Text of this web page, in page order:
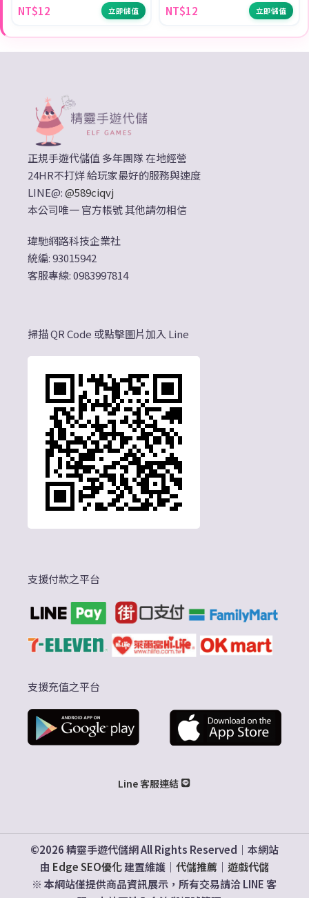
NT$12 立即儲值 NT$12 立即儲值
正規手遊代儲值 多年團隊 在地經營
24HR不打烊 給玩家最好的服務與速度
LINE@:@589ciqvj
本公司唯一 官方帳號 其他請勿相信
瑋馳網路科技企業社
統編: 93015942
客服專線: 0983997814
掃描 QR Code 或點擊圖片加入 Line
支援付款之平台
支援充值之平台
Line 客服連結
©2026 精靈手遊代儲網 All Rights Reserved｜本網站
由 Edge SEO優化建置維護｜ 代儲推薦｜ 遊戲代儲
※ 本網站僅提供商品資訊展示，所有交易請洽 LINE 客